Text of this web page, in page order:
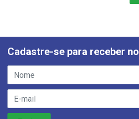
Cadastre-se para receber